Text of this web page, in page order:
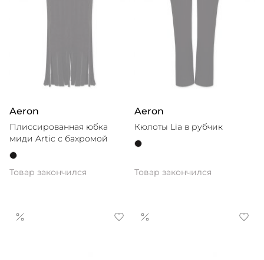
Aeron
Плиссированная юбка
миди Artic с бахромой
Товар закончился
Aeron
Кюлоты Lia в рубчик
Товар закончился